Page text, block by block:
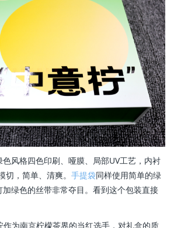
风格四色印刷、哑膜、局部UV工艺，内衬
，简单、清爽。 手提袋同样使用简单的绿
绿色的丝带非常夺目。看到这个包装直接
作为南京柠檬茶界的当红选手，对礼盒的质